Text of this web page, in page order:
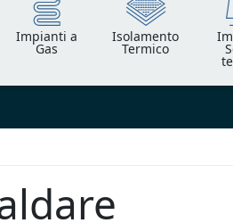
Impianti a
Gas
Isolamento
Termico